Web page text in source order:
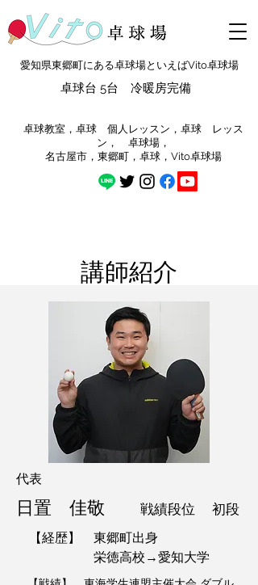
愛知県東郷町にある卓球場といえばVito卓球場
卓球台 5台 冷暖房完備
​卓球教室，卓球 個人レッスン，卓球 レッス
ン， 卓球場，
​名古屋市，東郷町，卓球，Vito卓球場
講師紹介
代表
日置 佳敬 戦績段位 初段
【経歴】 東郷町出身
栄徳高校→愛知大学